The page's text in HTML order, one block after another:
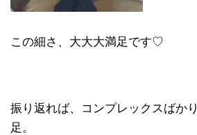
この細さ、大大大満足です♡
振り返れば、コンプレックスばか
足。